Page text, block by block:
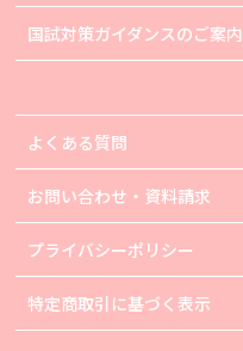
国試対策ガイダンスのご案内
よくある質問
お問い合わせ・資料請求
プライバシーポリシー
特定商取引に基づく表示